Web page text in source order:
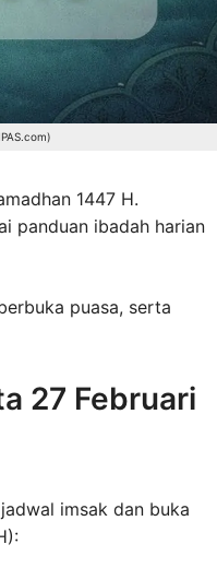
1447 H.
panduan ibadah harian
puasa, serta
27 Februari
imsak dan buka